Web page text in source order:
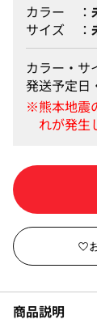
カラー
サイズ
カラー・サ
発送予定日
商品説明